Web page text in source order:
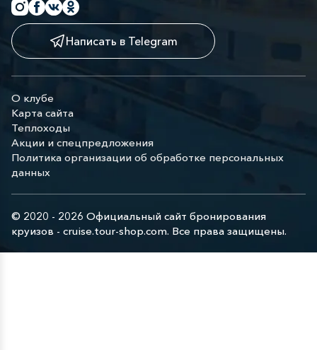
Написать в Telegram
О клубе
Карта сайта
Теплоходы
Акции и спецпредложения
Политика организации об обработке персональных
данных
© 2020 - 2026 Официальный сайт бронирования
круизов - cruise.tour-shop.com. Все права защищены.